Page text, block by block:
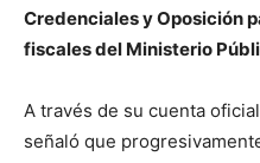
Credenciales y Oposición
fiscales del Ministerio
A través de su cuenta
señaló que